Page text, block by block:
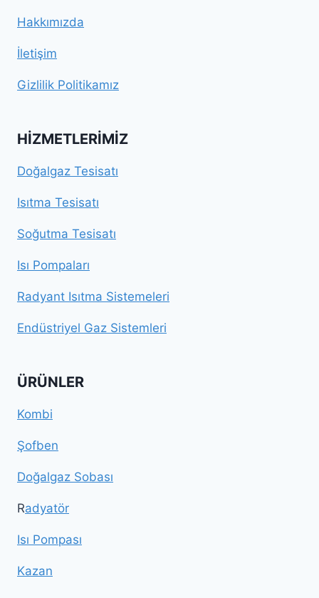
Hakkımızda
İletişim
Gizlilik Politikamız
HIZMETLERIMIZ
Doğalgaz Tesisatı
Isıtma Tesisatı
Soğutma Tesisatı
Isı Pompaları
Radyant Isıtma Sistemeleri
Endüstriyel Gaz Sistemleri
ÜRÜNLER
Kombi
Şofben
Doğalgaz Sobası
Radyatör
Isı Pompası
Kazan